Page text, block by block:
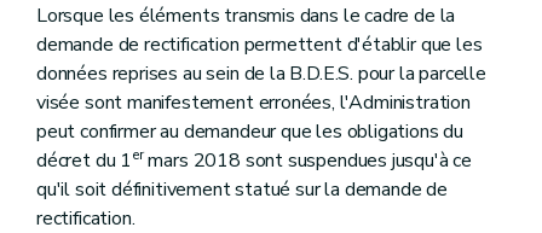
Lorsque les éléments transmis dans le cadre de la
demande de rectification permettent d'établir que les
données reprises au sein de la B.D.E.S. pour la parcelle
visée sont manifestement erronées, l'Administration
peut confirmer au demandeur que les obligations du
décret du 1ermars 2018 sont suspendues jusqu'à ce
qu'il soit définitivement statué sur la demande de
rectification.